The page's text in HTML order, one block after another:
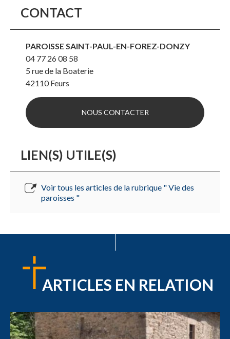
CONTACT
PAROISSE SAINT-PAUL-EN-FOREZ-DONZY
04 77 26 08 58
5 rue de la Boaterie
42110 Feurs
NOUS CONTACTER
LIEN(S) UTILE(S)
Voir tous les articles de la rubrique " Vie des
paroisses "
ARTICLES EN RELATION